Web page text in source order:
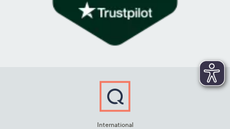
International